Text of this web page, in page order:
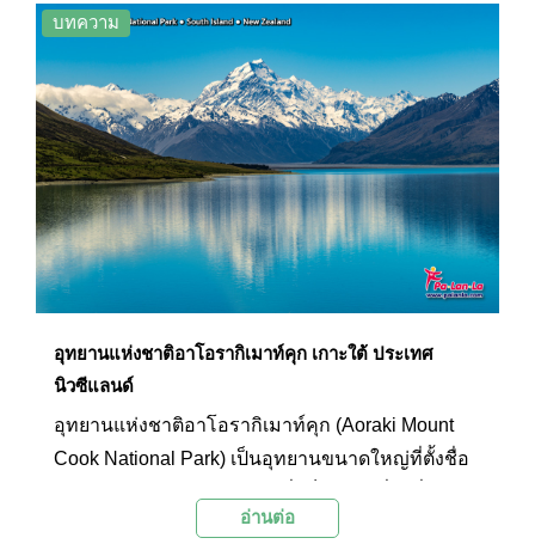
สถานที่ท่องเที่ยวที่เต็มไปด้วยธรรมชาติอันน่าประทับ
ใจ และยังเคยถูกใช้เป็นฉากถ่ายทำภาพยนตร์ดัง
อย่างเช่นเรื่องเดอะลอร์ดออฟเดอะริง เดอะล็อคเนส
และเดอะวอเทอร์ฮอร์สอีกด้วย นักท่องเที่ยวสามารถ
เที่ยวชมทะเลสาบได้จากหลายพื้นที่เพราะความยาว
ของทะเลสาบที่กินพื้นที่หลายเมือง แต่จุดที่เป็นที่นิยม
และสะดวกที่สุดคือบริเวณสวนควีนส์ทาวน์เพราะ
ใกล้ใจกลางเมืองและสามารถเดินชมวิวและทำ
กิจกรรมต่างๆ ภายในสวนได้ เช่น ขี่จักรยาน และ
พายเรือชมธรรมชาติ
บทความ
อุทยานแห่งชาติอาโอรากิเมาท์คุก เกาะใต้ ประเทศ
นิวซีแลนด์
อุทยานแห่งชาติอาโอรากิเมาท์คุก (Aoraki Mount
Cook National Park) เป็นอุทยานขนาดใหญ่ที่ตั้งชื่อ
ประเทศนิวซีแลนด์ อุทยานแห่งนี้มีทิวทัศน์ทาง
อ่านต่อ